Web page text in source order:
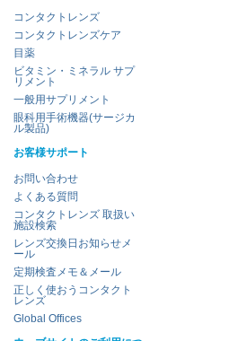
コンタクトレンズ
コンタクトレンズケア
目薬
ビタミン・ミネラル サプ
リメント
一般用サプリメント
眼科用手術機器(サージカ
ル製品)
お客様サポート
お問い合わせ
よくある質問
コンタクトレンズ 取扱い
施設検索
レンズ交換日お知らせメ
ール
定期検査メモ＆メール
正しく使おうコンタクト
レンズ
Global Offices